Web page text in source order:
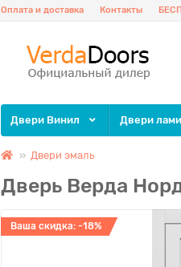
Оплата и доставка Контакты
Двери Винил Двери
Двери эмаль
Дверь Верда
Ваша скидка: -18%